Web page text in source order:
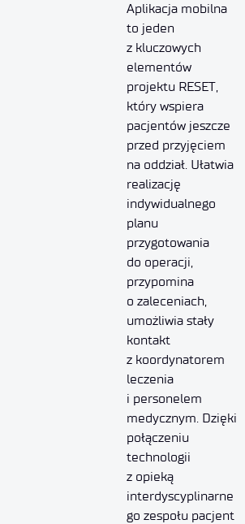
Aplikacja mobilna
to jeden
z kluczowych
elementów
projektu RESET,
który wspiera
pacjentów jeszcze
przed przyjęciem
na oddział. Ułatwia
realizację
indywidualnego
planu
przygotowania
do operacji,
przypomina
o zaleceniach,
umożliwia stały
kontakt
z koordynatorem
leczenia
i personelem
medycznym. Dzięki
połączeniu
technologii
z opieką
interdyscyplinarne
go zespołu pacjent